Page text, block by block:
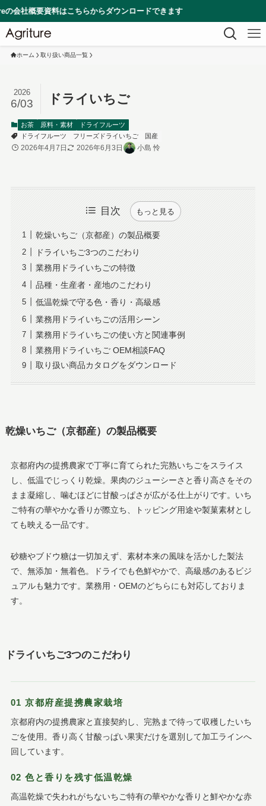
はこちらからダウンロードできます
ホーム 取り扱い商品一覧
ドライいちご
2026
6/03
お茶 原料・素材
ドライフルーツ
ドライフルーツ
フリーズドライいちご 国産
2026年4月7日 2026年6月3日 小島 怜
目次 もっと見る
乾燥いちご（京都産）の製品概要
ドライいちご3つのこだわり
業務用ドライいちごの特徴
品種・生産者・産地のこだわり
低温乾燥で守る色・香り・高級感
業務用ドライいちごの活用シーン
業務用ドライいちごの使い方と関連事例
業務用ドライいちご OEM相談FAQ
取り扱い商品カタログをダウンロード
乾燥いちご（京都産）の製品概要
京都府内の提携農家で丁寧に育てられた完熟いちごをスライス
し、低温でじっくり乾燥。果肉のジューシーさと香り高さをその
まま凝縮し、噛むほどに甘酸っぱさが広がる仕上がりです。いち
ご特有の華やかな香りが際立ち、トッピング用途や製菓素材とし
ても映える一品です。
砂糖やブドウ糖は一切加えず、素材本来の風味を活かした製法
で、無添加・無着色。ドライでも色鮮やかで、高級感のあるビジ
ュアルも魅力です。業務用・OEMのどちらにも対応しておりま
す。
ドライいちご3つのこだわり
01 京都府産提携農家栽培
京都府内の提携農家と直接契約し、完熟まで待って収穫したいち
ごを使用。香り高く甘酸っぱい果実だけを選別して加工ラインへ
回しています。
02 色と香りを残す低温乾燥
高温乾燥で失われがちないちご特有の華やかな香りと鮮やかな赤